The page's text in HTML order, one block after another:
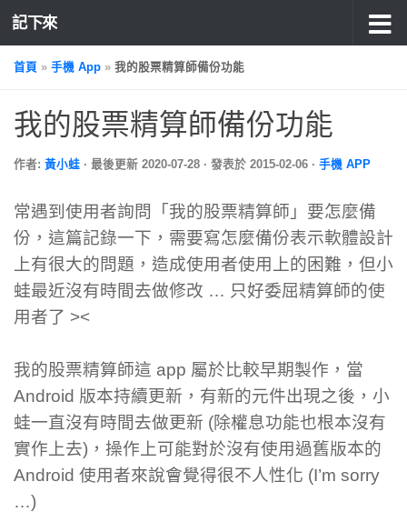
記下來
首頁 » 手機 App » 我的股票精算師備份功能
我的股票精算師備份功能
作者: 黃小蛙 · 最後更新 2020-07-28 · 發表於 2015-02-06 · 手機 APP
常遇到使用者詢問「我的股票精算師」要怎麼備
份，這篇記錄一下，需要寫怎麼備份表示軟體設計
上有很大的問題，造成使用者使用上的困難，但小
蛙最近沒有時間去做修改 … 只好委屈精算師的使
用者了 ><
我的股票精算師這 app 屬於比較早期製作，當
Android 版本持續更新，有新的元件出現之後，小
蛙一直沒有時間去做更新 (除權息功能也根本沒有
實作上去)，操作上可能對於沒有使用過舊版本的
Android 使用者來說會覺得很不人性化 (I’m sorry
…)